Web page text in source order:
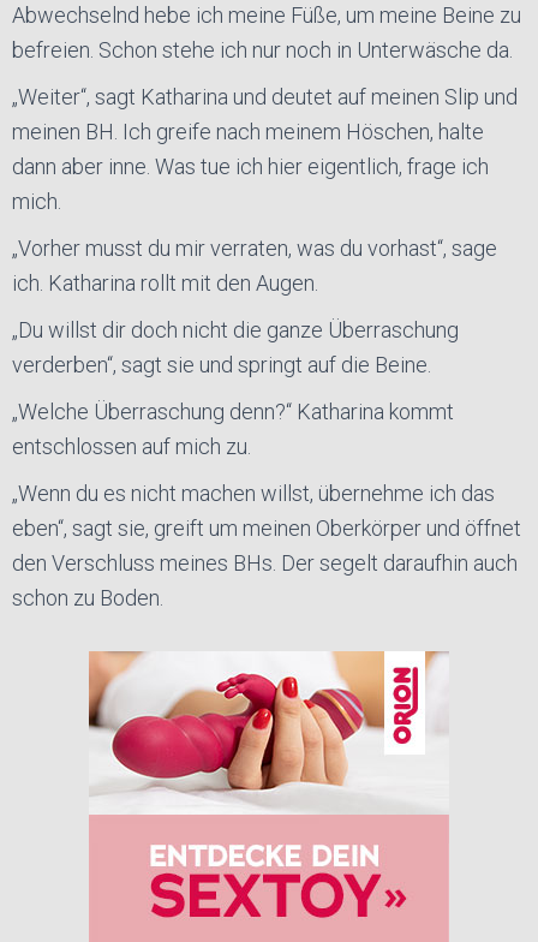
Abwechselnd hebe ich meine Füße, um meine Beine zu
befreien. Schon stehe ich nur noch in Unterwäsche da.
„Weiter“, sagt Katharina und deutet auf meinen Slip und
meinen BH. Ich greife nach meinem Höschen, halte
dann aber inne. Was tue ich hier eigentlich, frage ich
mich.
„Vorher musst du mir verraten, was du vorhast“, sage
ich. Katharina rollt mit den Augen.
„Du willst dir doch nicht die ganze Überraschung
verderben“, sagt sie und springt auf die Beine.
„Welche Überraschung denn?“ Katharina kommt
entschlossen auf mich zu.
„Wenn du es nicht machen willst, übernehme ich das
eben“, sagt sie, greift um meinen Oberkörper und öffnet
den Verschluss meines BHs. Der segelt daraufhin auch
schon zu Boden.